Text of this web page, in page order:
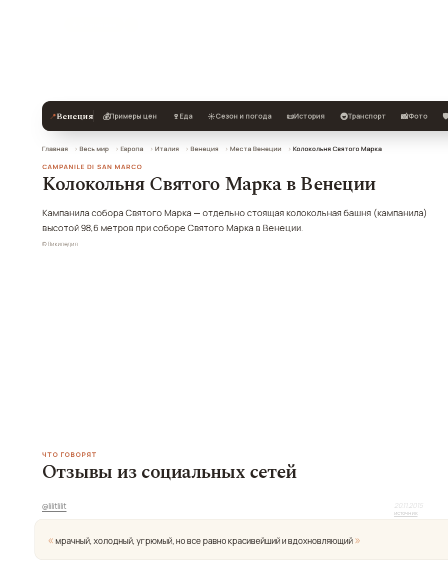
📍Венеция 💰Примеры цен 🍷 Еда ☀️Сезон и погода 📜История 🚇Транспорт 📸Фото
Главная Весь мир Европа Италия Венеция Места Венеции
Колокольня Святого Марка
CAMPANILE DI SAN MARCO
Колокольня Святого Марка в Венеции
Кампанила собора Святого Марка — отдельно стоящая колокольная башня (кампанила)
высотой 98,6 метров при соборе Святого Марка в Венеции.
© Википедия
ЧТО ГОВОРЯТ
Отзывы из социальных сетей
@lilitlilit 20.11.2015
источник
« мрачный, холодный, угрюмый, но все равно красивейший и вдохновляющий »